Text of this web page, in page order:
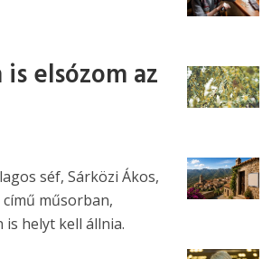
elsózom az
séf, Sárközi Ákos,
műsorban,
helyt kell állnia.